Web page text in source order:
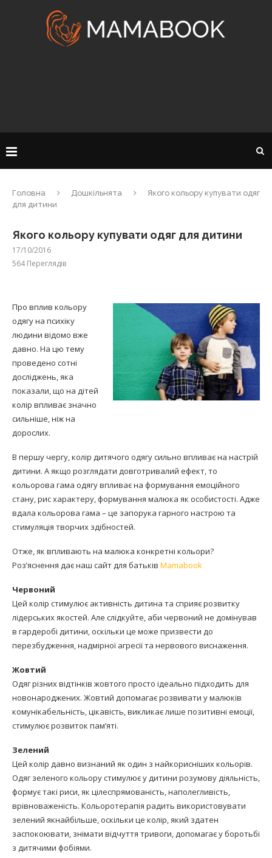
Головна Дошкільнята
Якого кольору купувати одяг
для дитини
Якого кольору купувати одяг для дитини
17/10/2016
564Переглядів
Про вплив кольору
одягу на психіку
людини відомо вже
давно. На цю тему
проведено сотні
досліджень, яка
показали, що на дітей
колір впливає значно
сильніше, ніж на
дорослих.
В першу чергу, колір дитячого одягу сильно впливає на настрій
дитини. А якщо розглядати довготривалий ефект, то
кольорова гама одягу впливає на формування емоційного
стану, рис характеру, формування малюка як особистості. Адже
вдала кольорова гама – це запорука гарного настрою та
стимуляція творчих здібностей.
Отже, як впливають на малюка конкретні кольори?
Роз’яснення дає наш сайт для батьків Mamabook
Червоний
Цей колір стимулює активність дитина та сприяє розвитку
лідерських якостей. Але слідкуйте, аби червоний не домінував
в гардеробі дитини, оскільки це може призвести до
перезбудження, надмірної агресії та нервового виснаження.
Жовтий
Одяг різних відтінків жовтого просто ідеально підходить для
новонароджених. Жовтий допомагає розвивати у малюків
комунікабельність, цікавість, викликає лише позитивні емоції,
стимулює розвиток пам’яті.
Зелений
Цей колір давно визнаний як один з найкорисніших кольорів.
Одяг зеленого кольору стимулює у дитини розумову діяльність,
формує такі риси, як цілеспрямованість, наполегливість,
врівноваженість. Кольоротерапія радить використовувати
зелений якнайбільше, оскільки це колір, який здатен
заспокоювати, знімати відчуття тривоги, допомагає у боротьбі
з дитячими фобіями.